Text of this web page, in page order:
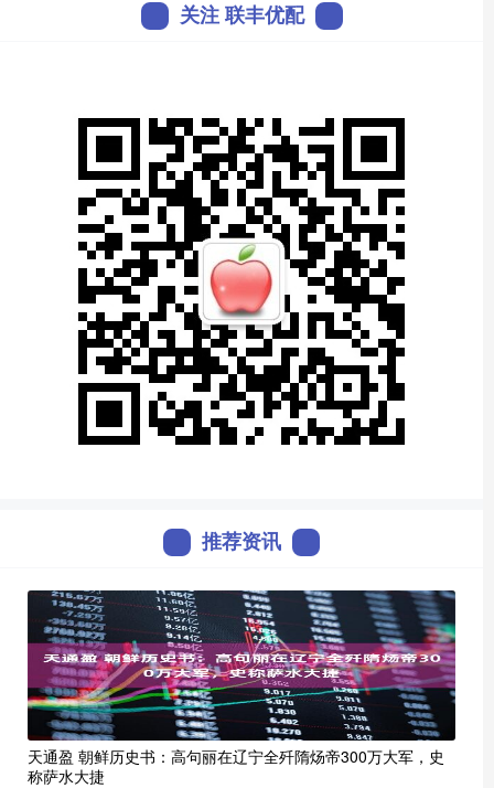
关注 联丰优配
推荐资讯
天通盈 朝鲜历史书：高句丽在辽宁全歼隋炀帝300万大军，史
称萨水大捷